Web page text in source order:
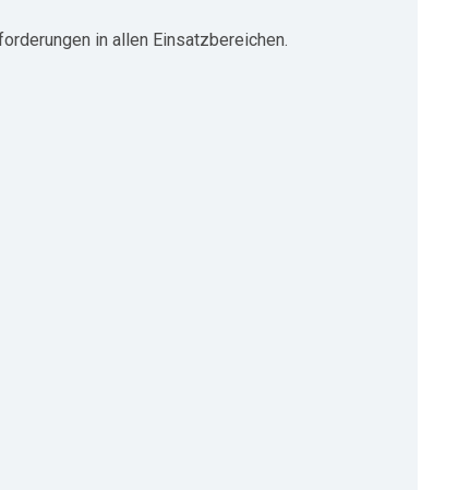
in allen Einsatzbereichen.